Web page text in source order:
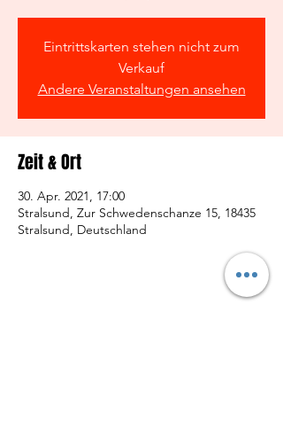
Eintrittskarten stehen nicht zum
Verkauf
Andere Veranstaltungen ansehen
Zeit & Ort
30. Apr. 2021, 17:00
Stralsund, Zur Schwedenschanze 15, 18435
Stralsund, Deutschland